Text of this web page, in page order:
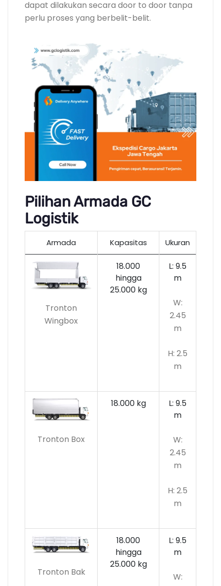
dapat dilakukan secara door to door tanpa
perlu proses yang berbelit-belit.
Pilihan Armada GC
Logistik
Armada Kapasitas Ukuran
Tronton
Wingbox
18.000
hingga
25.000 kg
L: 9.5
m
W:
2.45
m
H: 2.5
m
Tronton Box
18.000 kg
L: 9.5
m
W:
2.45
m
H: 2.5
m
Tronton Bak
18.000
hingga
25.000 kg
L: 9.5
m
W: